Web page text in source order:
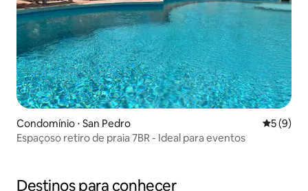
Condomínio ⋅ San Pedro 5 de
5 (9)
Espaçoso retiro de praia 7BR - Ideal para eventos
Destinos para conhecer